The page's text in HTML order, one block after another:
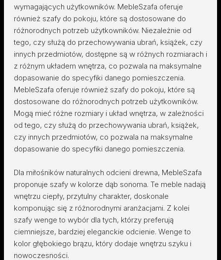
wymagających użytkowników. MebleSzafa oferuje
również szafy do pokoju, które są dostosowane do
różnorodnych potrzeb użytkowników. Niezależnie od
tego, czy służą do przechowywania ubrań, książek, czy
innych przedmiotów, dostępne są w różnych rozmiarach i
z różnym układem wnętrza, co pozwala na maksymalne
dopasowanie do specyfiki danego pomieszczenia.
MebleSzafa oferuje również szafy do pokoju, które są
dostosowane do różnorodnych potrzeb użytkowników.
Mogą mieć różne rozmiary i układ wnętrza, w zależności
od tego, czy służą do przechowywania ubrań, książek,
czy innych przedmiotów, co pozwala na maksymalne
dopasowanie do specyfiki danego pomieszczenia.
Dla miłośników naturalnych odcieni drewna, MebleSzafa
proponuje szafy w kolorze dąb sonoma. Te meble nadają
wnętrzu ciepły, przytulny charakter, doskonale
komponując się z różnorodnymi aranżacjami. Z kolei
szafy wenge to wybór dla tych, którzy preferują
ciemniejsze, bardziej eleganckie odcienie. Wenge to
kolor głębokiego brązu, który dodaje wnętrzu szyku i
nowoczesności.